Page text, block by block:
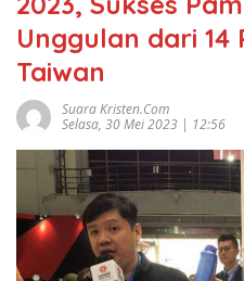
Unggulan dari 14
Taiwan
Suara Kristen.com
Selasa, 30 Mei 2023 | 12:56